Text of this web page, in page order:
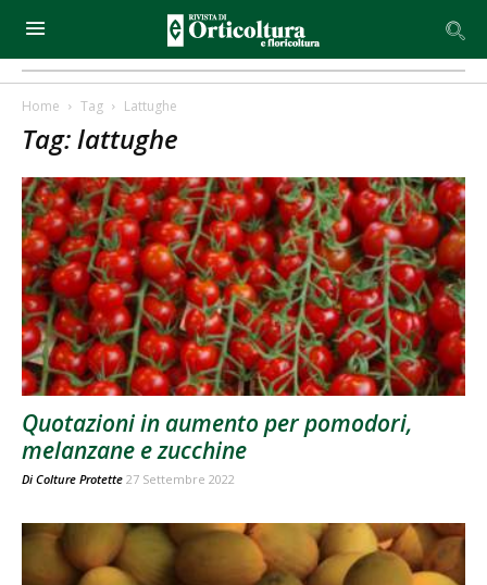
Home Tag Lattughe
Tag: lattughe
Quotazioni in aumento per pomodori,
melanzane e zucchine
Di Colture Protette 27 Settembre 2022